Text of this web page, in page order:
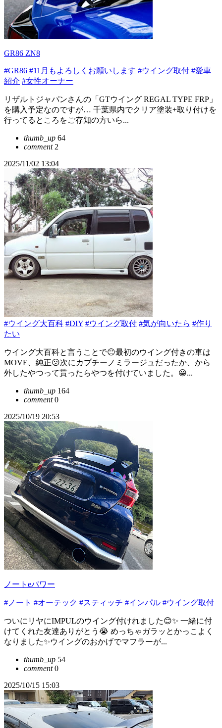
GR86 ZN8
#GR86 #11月もよろしくお願いします #ウイング取付 #愛車
紹介 #女性オーナー
リザルトジャパンさんの「GTウイング REGAL TYPE FRP」
を購入予定なのですが… 千葉県内でクリア塗装+取り付けを
行ってるところをご存知の方いら...
thumb_up 64
comment2
2025/11/02 13:04
#ウイング大百科 #DIY #ウイング取付 #気が向いたら #作り
たい
ウイング大百科と言うことで😐️最初のウイング付きの車は
MOVE、純正😕次にカプチーノミラージュだったか、から
外したやつって貰ったらやつを付けていました。😀...
thumb_up 164
comment0
2025/10/19 20:53
ノートeパワー
#ノート #オーテック #スティッチ #インパル #ウイング取付
ついにリヤにIMPULのウイング付けれました😊✨️ 一緒に付
けてくれた友達ありがとう😭 めっちゃガラッとかっこよく
なりました✨ウイングのおかげでマフラーが...
thumb_up 54
comment0
2025/10/15 15:03